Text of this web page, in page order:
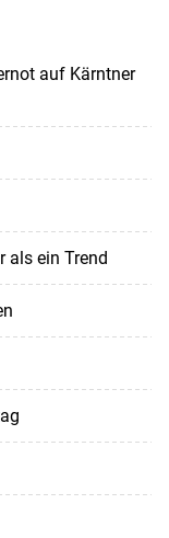
auf Kärntner
als ein Trend